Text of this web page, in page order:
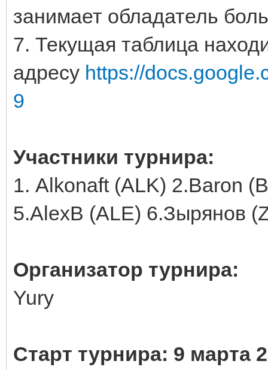
занимает обладатель
7. Текущая таблица
адресу https://
9
Участники турнира:
1. Alkonaft (ALK) 2.Baron
5.AlexB (ALE) 6.Зырянов
Организатор турнира:
Yury
Старт турнира: 9 марта